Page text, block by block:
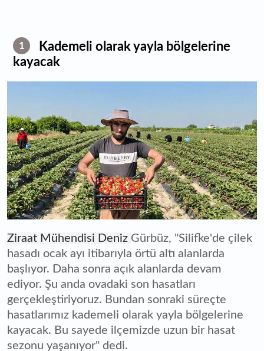
1
Kademeli olarak yayla bölgelerine
kayacak
Ziraat Mühendisi Deniz Gürbüz, "Silifke'de çilek
hasadı ocak ayı itibarıyla örtü altı alanlarda
başlıyor. Daha sonra açık alanlarda devam
ediyor. Şu anda ovadaki son hasatları
gerçekleştiriyoruz. Bundan sonraki süreçte
hasatlarımız kademeli olarak yayla bölgelerine
kayacak. Bu sayede ilçemizde uzun bir hasat
sezonu yaşanıyor" dedi.